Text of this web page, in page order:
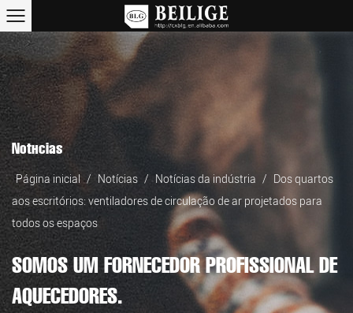
Notícias
Página inicial / Notícias / Notícias da indústria /
Dos quartos
aos escritórios: ventiladores de circulação de ar projetados para
todos os espaços
SOMOS UM FORNECEDOR PROFISSIONAL DE
AQUECEDORES.